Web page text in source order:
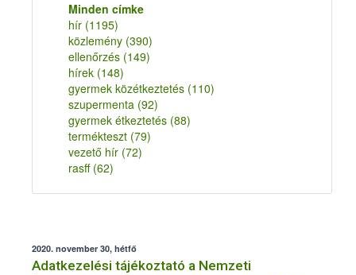
Minden címke
hír (1195)
közlemény (390)
ellenőrzés (149)
hírek (148)
gyermek közétkeztetés (110)
szupermenta (92)
gyermek étkeztetés (88)
termékteszt (79)
vezető hír (72)
rasff (62)
2020. november 30, hétfő
Adatkezelési tájékoztató a Nemzeti